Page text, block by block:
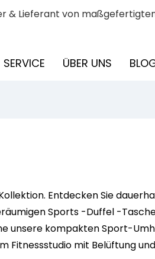
& Lieferant von
SERVICE ÜBER UNS
Entdecken Sie
Sports -Duffel -
unsere kompakten Sport-
mit Belüftung